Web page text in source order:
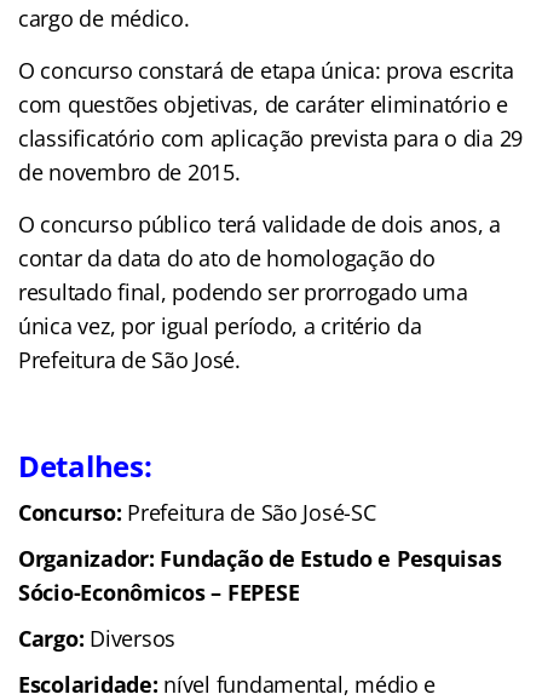
cargo de médico.
O concurso constará de etapa única: prova escrita
com questões objetivas, de caráter eliminatório e
classificatório com aplicação prevista para o dia 29
de novembro de 2015.
O concurso público terá validade de dois anos, a
contar da data do ato de homologação do
resultado final, podendo ser prorrogado uma
única vez, por igual período, a critério da
Prefeitura de São José.
Detalhes:
Concurso: Prefeitura de São José-SC
Organizador: Fundação de Estudo e Pesquisas
Sócio-Econômicos – FEPESE
Cargo: Diversos
Escolaridade: nível fundamental, médio e